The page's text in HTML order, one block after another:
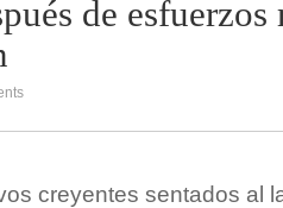
de esfuerzos
creyentes sentados al